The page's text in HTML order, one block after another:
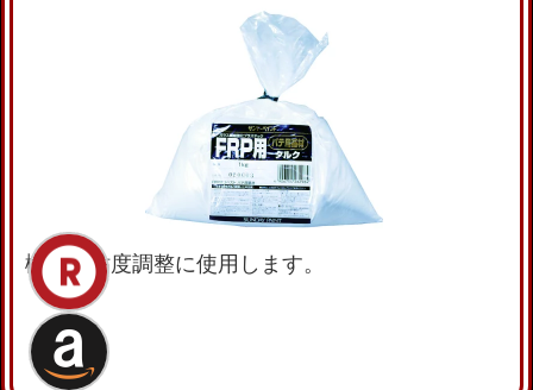
樹脂の粘度調整に使用します。